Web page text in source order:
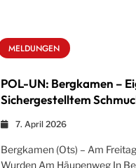
MELDUNGEN
POL-UN: Bergkamen –
Sichergestelltem
7. April 2026
Bergkamen (ots) – Am
Wurden Am Häupenweg In